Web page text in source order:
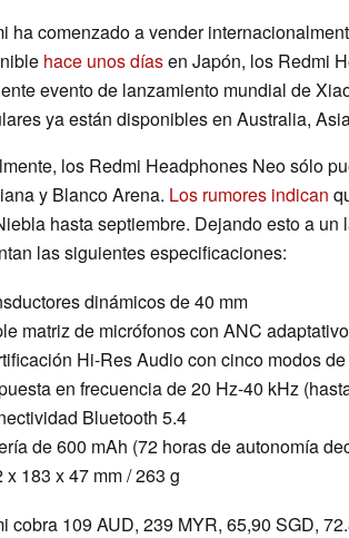
ha comenzado a vender
hace unos díasen Japón, los Redmi
evento de lanzamiento mundial de
ya están disponibles en Australia,
los Redmi Headphones Neo sólo
y Blanco Arena. Los rumores indican
hasta septiembre. Dejando esto a
las siguientes especificaciones:
dinámicos de 40 mm
matriz de micrófonos con ANC
Hi-Res Audio con cinco modos
en frecuencia de 20 Hz-40 kHz
Bluetooth 5.4
de 600 mAh (72 horas de autonomía
x 183 x 47 mm / 263 g
cobra 109 AUD, 239 MYR, 65,90 SGD,